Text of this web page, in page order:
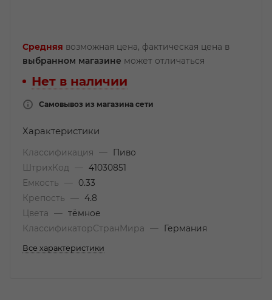
Средняя возможная цена, фактическая цена в
выбранном магазине может отличаться
Нет в наличии
Самовывоз из магазина сети
Характеристики
Классификация —
Пиво
ШтрихКод
— 41030851
Емкость
—
0.33
Крепость
— 4.8
Цвета
— тёмное
КлассификаторСтранМира
— Германия
Все характеристики